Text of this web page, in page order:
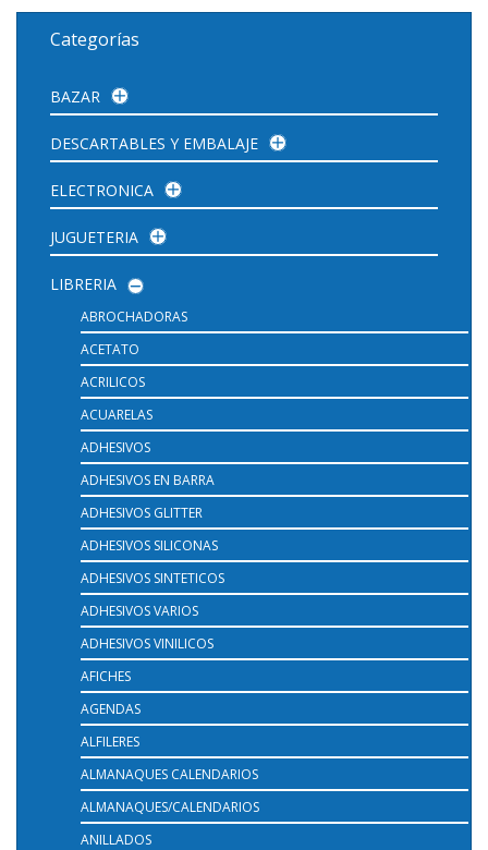
70X100
CM
X25
cantidad
Categorías
BAZAR
DESCARTABLES Y EMBALAJE
ELECTRONICA
JUGUETERIA
LIBRERIA
ABROCHADORAS
ACETATO
ACRILICOS
ACUARELAS
ADHESIVOS
ADHESIVOS EN BARRA
ADHESIVOS GLITTER
ADHESIVOS SILICONAS
ADHESIVOS SINTETICOS
ADHESIVOS VARIOS
ADHESIVOS VINILICOS
AFICHES
AGENDAS
ALFILERES
ALMANAQUES CALENDARIOS
ALMANAQUES/CALENDARIOS
ANILLADOS